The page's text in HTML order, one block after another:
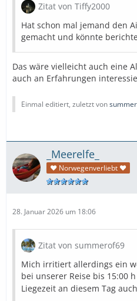
Zitat von Tiffy2000
Hat schon mal jemand den
gemacht und könnte
Das wäre vielleicht auch eine
auch an Erfahrungen
Einmal editiert, zuletzt von
_Meerelfe_
♥ Norwegenverliebt ♥
28. Januar 2026 um 18:06
Zitat von summerof69
Mich irritiert allerdings ein
bei unserer Reise bis 15:00
Liegezeit an diesem Tag